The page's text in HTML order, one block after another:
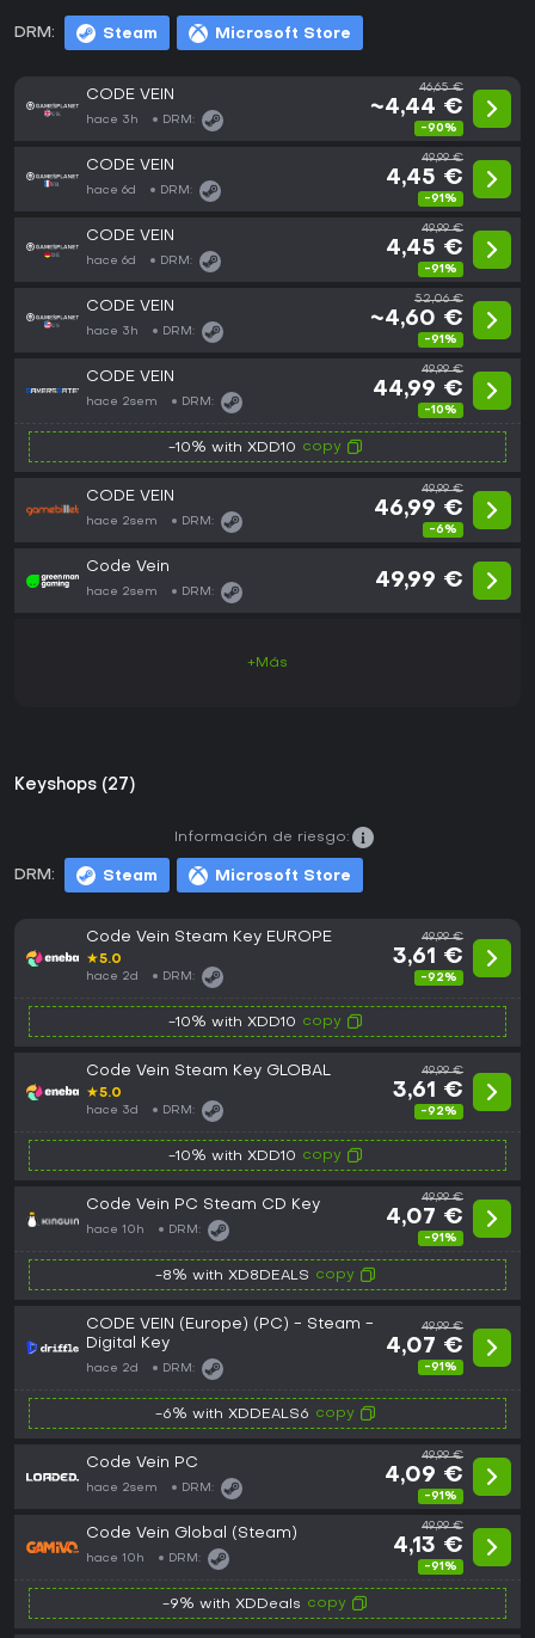
DRM: Steam Microsoft Store
CODE VEIN
hace 3h DRM:
46,65 €
~4,44 €
-90%
CODE VEIN
hace 6d DRM:
49,99 €
4,45 €
-91%
CODE VEIN
hace 6d DRM:
49,99 €
4,45 €
-91%
CODE VEIN
hace 3h DRM:
52,06 €
~4,60 €
-91%
CODE VEIN
hace 2sem DRM:
49,99 €
44,99 €
-10%
-10% with XDD10 copy
CODE VEIN
hace 2sem DRM:
49,99 €
46,99 €
-6%
Code Vein
hace 2sem DRM:
49,99 €
+Más
Keyshops (27)
DRM: Steam Microsoft Store
Información de riesgo:
Code Vein Steam Key EUROPE
★5.0
hace 2d DRM:
49,99 €
3,61 €
-92%
-10% with XDD10 copy
Code Vein Steam Key GLOBAL
★5.0
hace 3d DRM:
49,99 €
3,61 €
-92%
-10% with XDD10 copy
Code Vein PC Steam CD Key
hace 10h DRM:
49,99 €
4,07 €
-91%
-8% with XD8DEALS copy
CODE VEIN (Europe) (PC) - Steam -
Digital Key
hace 2d DRM:
49,99 €
4,07 €
-91%
-6% with XDDEALS6 copy
Code Vein PC
hace 2sem DRM:
49,99 €
4,09 €
-91%
Code Vein Global (Steam)
hace 10h DRM:
49,99 €
4,13 €
-91%
-9% with XDDeals copy